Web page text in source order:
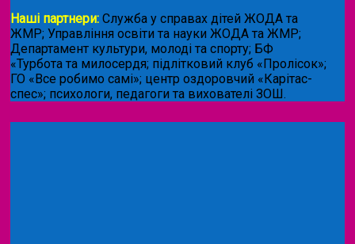
Наші партнери: Служба у справах дітей ЖОДА та
ЖМР; Управління освіти та науки ЖОДА та ЖМР;
Департамент культури, молоді та спорту; БФ
«Турбота та милосердя; підлітковий клуб «Пролісок»;
ГО «Все робимо самі»; центр оздоровчий «Карітас-
спес»; психологи, педагоги та вихователі ЗОШ.